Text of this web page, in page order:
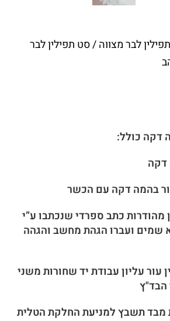
לבר מצווה/ סט תפילין לבר
דקה כולל:
דקה
בהמה דקה עם הכשר
מהודרות כתב ספרדי שנכתבו ע”י
שמים ועברו הגהת מחשב והגהה
עור עליון עבודת יד שחורות משני